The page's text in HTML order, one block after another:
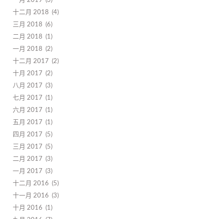
十二月 2018 4
三月 2018 6
二月 2018 1
一月 2018 2
十二月 2017 2
十月 2017 2
八月 2017 3
七月 2017 1
六月 2017 1
五月 2017 1
四月 2017 5
三月 2017 5
二月 2017 3
一月 2017 3
十二月 2016 5
十一月 2016 3
十月 2016 1